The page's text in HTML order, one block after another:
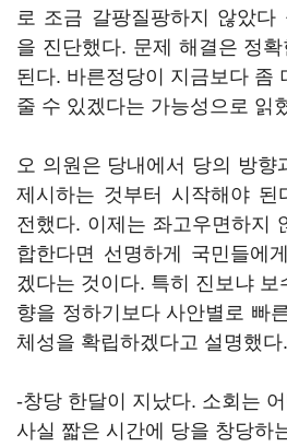
로 조금 갈팡질팡하지 않았다
을 진단했다. 문제 해결은 정
된다. 바른정당이 지금보다 좀
줄 수 있겠다는 가능성으로 읽
오 의원은 당내에서 당의 방향
제시하는 것부터 시작해야 된
전했다. 이제는 좌고우면하지
합한다면 선명하게 국민들에
겠다는 것이다. 특히 진보냐
향을 정하기보다 사안별로 빠
체성을 확립하겠다고 설명했다.
-창당 한달이 지났다. 소회는
사실 짧은 시간에 당을 창당하